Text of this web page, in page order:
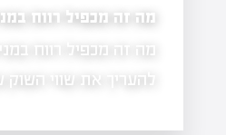
מה זה דוח כספי של
מה זה דוח כספי של
מסמך קריטי להבנת